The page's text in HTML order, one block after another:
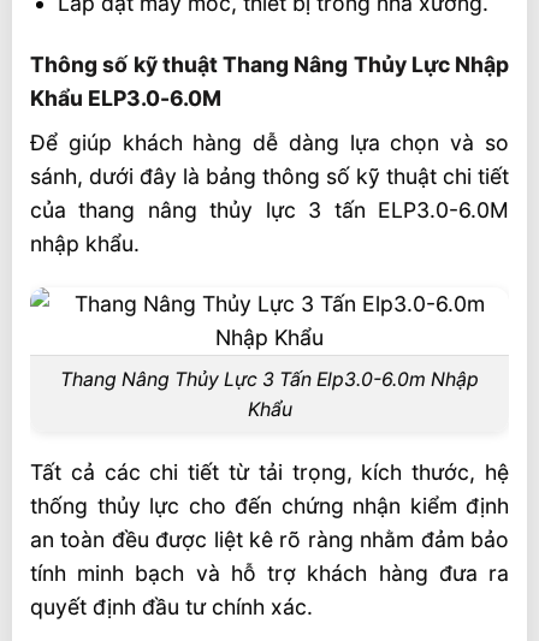
Thông số kỹ thuật Thang Nâng Thủy Lực Nhập
Khẩu ELP3.0-6.0M
Để giúp khách hàng dễ dàng lựa chọn và so
sánh, dưới đây là bảng thông số kỹ thuật chi tiết
của thang nâng thủy lực 3 tấn ELP3.0-6.0M
nhập khẩu.
Thang Nâng Thủy Lực 3 Tấn Elp3.0-6.0m Nhập
Khẩu
Tất cả các chi tiết từ tải trọng, kích thước, hệ
thống thủy lực cho đến chứng nhận kiểm định
an toàn đều được liệt kê rõ ràng nhằm đảm bảo
tính minh bạch và hỗ trợ khách hàng đưa ra
quyết định đầu tư chính xác.